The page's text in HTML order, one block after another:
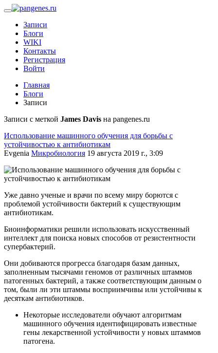
Записи
Блоги
WIKI
Контакты
Регистрация
Войти
Главная
Блоги
Записи
Записи с меткой James Davis на pangenes.ru
Использование машинного обучения для борьбы с
устойчивостью к антибиотикам
Evgenia Микробиология 19 августа 2019 г., 3:09
Уже давно ученые и врачи по всему миру борются с
проблемой устойчивости бактерий к существующим
антибиотикам.
Биоинформатики решили использовать искусственный
интеллект для поиска новых способов от резистентности
супербактерий.
Они добиваются прогресса благодаря базам данных,
заполненным тысячами геномов от различных штаммов
патогенных бактерий, а также соответствующим данным о
том, были ли эти штаммы восприимчивы или устойчивы к
десяткам антибиотиков.
Некоторые исследователи обучают алгоритмам
машинного обучения идентифицировать известные
гены лекарственной устойчивости у новых штаммов
патогена.